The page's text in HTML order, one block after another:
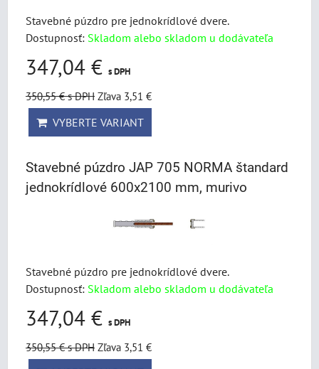
Stavebné púzdro pre jednokrídlové dvere.
Dostupnosť: Skladom alebo skladom u dodávateľa
347,04 € s DPH
350,55 €s DPH Zľava 3,51 €
VYBERTE VARIANT
Stavebné púzdro JAP 705 NORMA štandard
jednokrídlové 600x2100 mm, murivo
Stavebné púzdro pre jednokrídlové dvere.
Dostupnosť: Skladom alebo skladom u dodávateľa
347,04 € s DPH
350,55 €s DPH Zľava 3,51 €